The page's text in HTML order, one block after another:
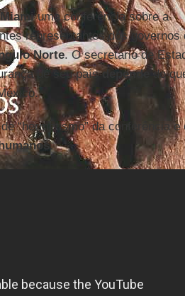
Miamiuma conferência sobre a
representantes dos governos
Norte. O secretário de
de seu paísdepende do
“hermetismo” da conferência e
.